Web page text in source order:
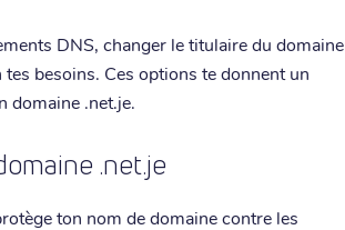
DNS, changer le titulaire du domaine
besoins. Ces options te donnent un
domaine .net.je.
.net.je
ton nom de domaine contre les